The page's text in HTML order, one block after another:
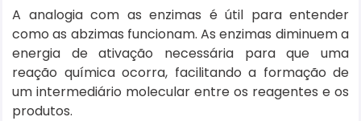
A analogia com as enzimas é útil para entender
como as abzimas funcionam. As enzimas diminuem a
energia de ativação necessária para que uma
reação química ocorra, facilitando a formação de
um intermediário molecular entre os reagentes e os
produtos.